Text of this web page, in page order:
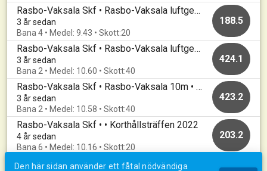
Rasbo-Vaksala Skf • Rasbo-Vaksala luftgevär • 20230604
3 år sedan
Bana 4 • Medel: 9.43 • Skott:20
188.5
Rasbo-Vaksala Skf • Rasbo-Vaksala luftgevär • 20230218
3 år sedan
Bana 2 • Medel: 10.60 • Skott:40
424.1
Rasbo-Vaksala Skf • Rasbo-Vaksala 10m • 20221211
3 år sedan
Bana 2 • Medel: 10.58 • Skott:40
423.2
Rasbo-Vaksala Skf • • Korthållsträffen 2022
4 år sedan
Bana 6 • Medel: 10.16 • Skott:20
203.2
Den här sidan använder ett fåtal nödvändiga